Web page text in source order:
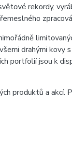
rekordy,
drahými kovy
portfolií jsou k
produktů a